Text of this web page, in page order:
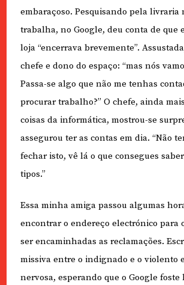
embaraçoso. Pesquisando pela livraria
trabalha, no Google, deu conta de que
loja “encerrava brevemente”.
chefe e dono do espaço: “mas nós
Passa-se algo que não me tenhas
procurar trabalho?” O chefe, ainda
coisas da informática, mostrou-se
assegurou ter as contas em dia. “Não
fechar isto, vê lá o que consegues
tipos.”
Essa minha amiga passou algumas
encontrar o endereço electrónico para
ser encaminhadas as reclamações.
missiva entre o indignado e o violento
nervosa, esperando que o Google foste